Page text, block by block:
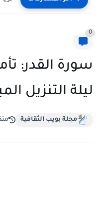
0
سورة القدر:
ليلة التنزيل
مجلة بويب الثقافية